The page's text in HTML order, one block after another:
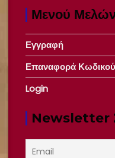
Μενού
Εγγραφή
Επαναφορά Κωδικού
Login
Newsletter